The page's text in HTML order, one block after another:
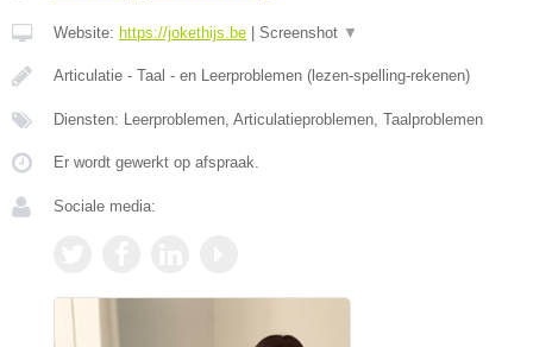
Website: https://jokethijs.be Screenshot ▼
Articulatie - Taal - en Leerproblemen (lezen-spelling-rekenen)
Diensten: Leerproblemen, Articulatieproblemen, Taalproblemen
Er wordt gewerkt op afspraak.
Sociale media: